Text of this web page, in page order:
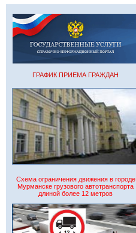
ГРАФИК ПРИЕМА ГРАЖДАН
Схема ограничения движения в городе
Мурманске грузового автотранспорта
длиной более 12 метров